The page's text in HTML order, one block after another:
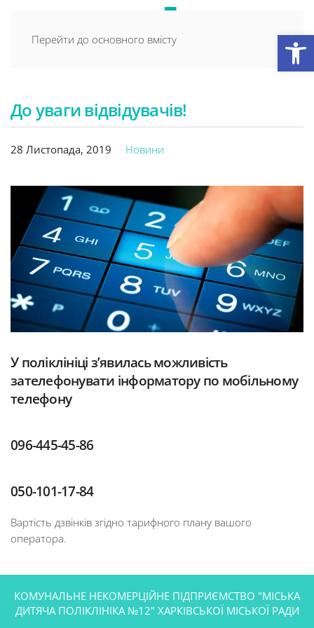
Перейти до основного вмісту
До уваги відвідувачів!
28 Листопада, 2019 Новини
У поліклініці з’явилась можливість
зателефонувати інформатору по мобільному
телефону
096-445-45-86
050-101-17-84
Вартість дзвінків згідно тарифного плану вашого
оператора.
КОМУНАЛЬНЕ НЕКОМЕРЦІЙНЕ ПІДПРИЄМСТВО "МІСЬКА
ДИТЯЧА ПОЛІКЛІНІКА №12" ХАРКІВСЬКОЇ МІСЬКОЇ РАДИ